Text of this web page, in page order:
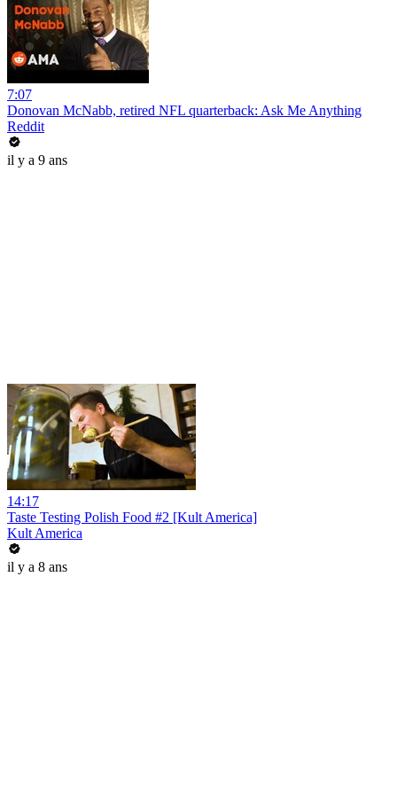
7:07
Donovan McNabb, retired NFL quarterback: Ask Me Anything
Reddit
il y a 9 ans
14:17
Taste Testing Polish Food #2 [Kult America]
Kult America
il y a 8 ans